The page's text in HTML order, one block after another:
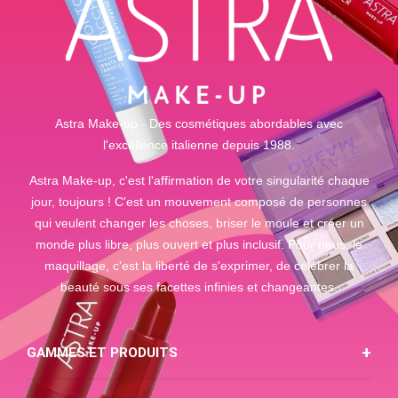
Astra Make-up - Des cosmétiques abordables avec
l'excellence italienne depuis 1988.
Astra Make-up, c'est l'affirmation de votre singularité chaque
jour, toujours ! C'est un mouvement composé de personnes
qui veulent changer les choses, briser le moule et créer un
monde plus libre, plus ouvert et plus inclusif. Pour nous, le
maquillage, c'est la liberté de s'exprimer, de célébrer la
beauté sous ses facettes infinies et changeantes.
GAMMES ET PRODUITS